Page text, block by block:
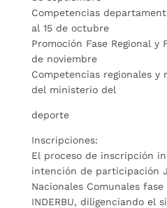
Competencias
al 15 de octubre
Promoción Fase Regional y
de noviembre
Competencias regionales y
del ministerio del
deporte
Inscripciones:
El proceso de inscripción
intención de participación
Nacionales Comunales
INDERBU, diligenciando el